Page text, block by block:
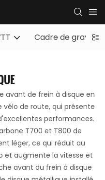
Cadre de gravier
avant de frein à disque en
de route, qui présente
performances.
T700 et T800 de
léger, ce qui réduit au
et augmente la vitesse et
avant du frein à disque